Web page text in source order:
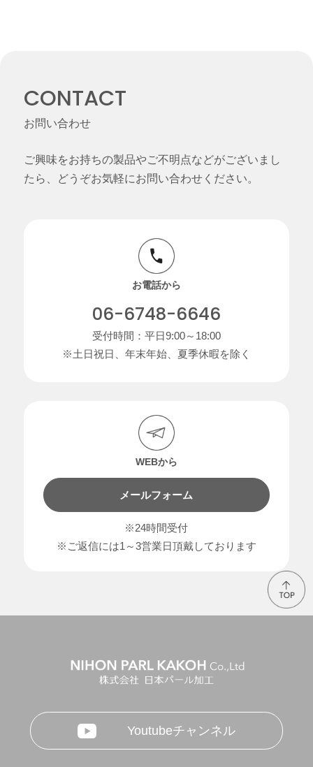
CONTACT
お問い合わせ
ご興味をお持ちの製品やご不明点などがございまし
たら、どうぞお気軽にお問い合わせください。
お電話から
06-6748-6646
受付時間：平日9:00～18:00
※土日祝日、年末年始、夏季休暇を除く
WEBから
メールフォーム
※24時間受付
※ご返信には1～3営業日頂戴しております
Youtubeチャンネル